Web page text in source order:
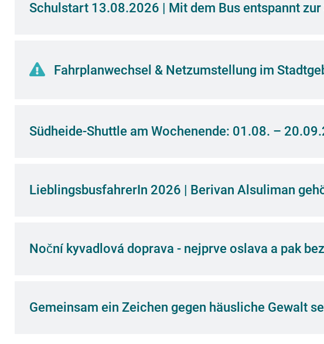
Schulstart 13.08.2026 | Mit dem Bus entspannt zur
Fahrplanwechsel & Netzumstellung im
Südheide-Shuttle am Wochenende: 01.08. –
LieblingsbusfahrerIn 2026 | Berivan Alsuliman
Noční kyvadlová doprava - nejprve oslava a pak
Gemeinsam ein Zeichen gegen häusliche Gewalt